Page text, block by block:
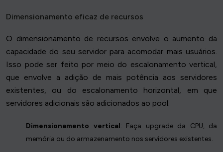
Dimensionamento eficaz de recursos
O dimensionamento de recursos envolve o aumento da
capacidade do seu servidor para acomodar mais usuários.
Isso pode ser feito por meio do escalonamento vertical,
que envolve a adição de mais potência aos servidores
existentes, ou do escalonamento horizontal, em que
servidores adicionais são adicionados ao pool.
Dimensionamento vertical: Faça upgrade da CPU, da
memória ou do armazenamento nos servidores existentes.